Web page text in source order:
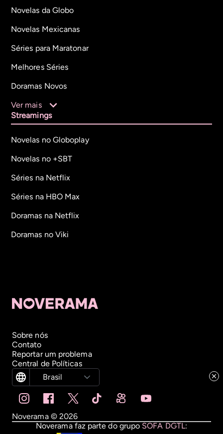
Novelas da Globo
Novelas Mexicanas
Séries para Maratonar
Melhores Séries
Doramas Novos
Ver mais
Streamings
Novelas no Globoplay
Novelas no +SBT
Séries na Netflix
Séries na HBO Max
Doramas na Netflix
Doramas no Viki
Sobre nós
Contato
Reportar um problema
Central de Políticas
Brasil
Noverama © 2026
Noverama faz parte do grupo SOFA DGTL: